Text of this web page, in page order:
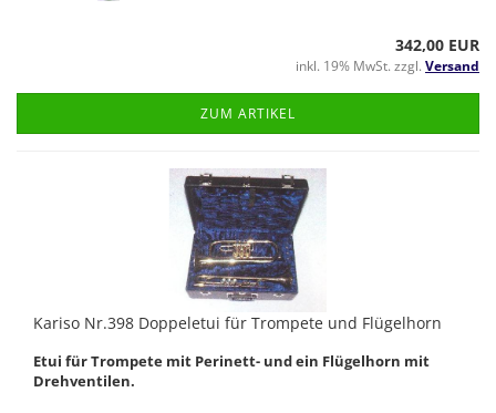
342,00 EUR
inkl. 19% MwSt. zzgl. Versand
ZUM ARTIKEL
Kariso Nr.398 Doppeletui für Trompete und Flügelhorn
Etui für Trompete mit Perinett- und ein Flügelhorn mit
Drehventilen.